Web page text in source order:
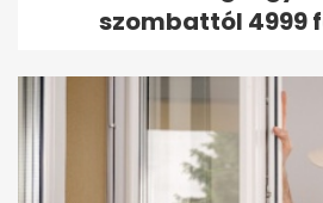
szombattól 4999